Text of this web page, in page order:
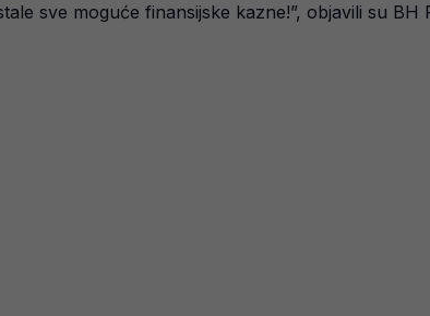
sve moguće finansijske kazne!”, objavili su BH